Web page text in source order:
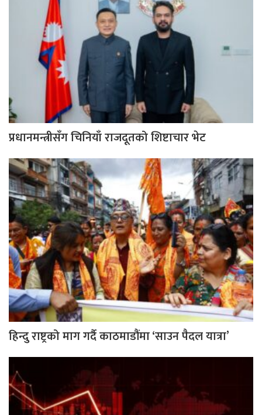
प्रधानमन्त्रीसँग चिनियाँ राजदूतको शिष्टाचार भेट
हिन्दु राष्ट्रको माग गर्दै काठमाडौंमा ‘साउन पैदल यात्रा’